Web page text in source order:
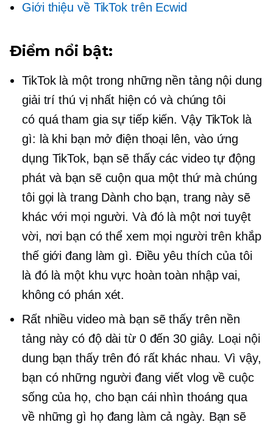
Giới thiệu về TikTok trên Ecwid
Điểm nổi bật:
TikTok là một trong những nền tảng nội dung
giải trí thú vị nhất hiện có và chúng tôi
có quá tham giasự tiếp kiến. Vậy TikTok là
gì: là khi bạn mở điện thoại lên, vào ứng
dụng TikTok, bạn sẽ thấy các video tự động
phát và bạn sẽ cuộn qua một thứ mà chúng
tôi gọi là trang Dành cho bạn, trang này sẽ
khác với mọi người. Và đó là một nơi tuyệt
vời, nơi bạn có thể xem mọi người trên khắp
thế giới đang làm gì. Điều yêu thích của tôi
là đó là một khu vực hoàn toàn nhập vai,
không có phán xét.
Rất nhiều video mà bạn sẽ thấy trên nền
tảng này có độ dài từ 0 đến 30 giây. Loại nội
dung bạn thấy trên đó rất khác nhau. Vì vậy,
bạn có những người đang viết vlog về cuộc
sống của họ, cho bạn cái nhìn thoáng qua
về những gì họ đang làm cả ngày. Bạn sẽ